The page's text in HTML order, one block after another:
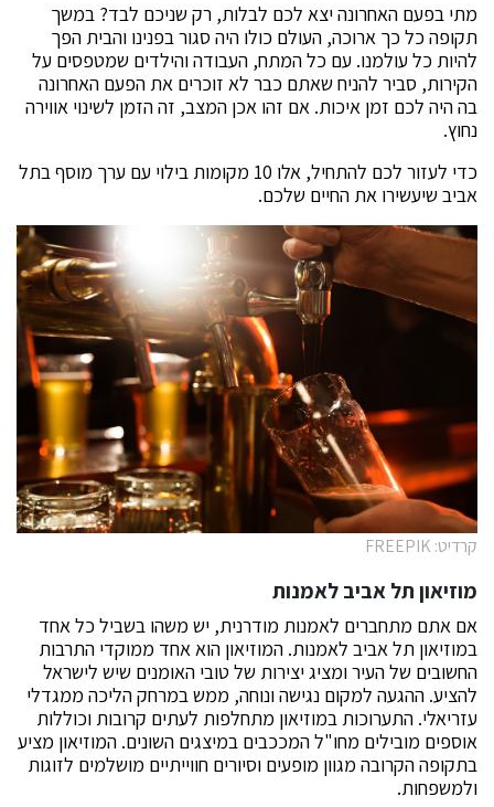
מתי בפעם האחרונה יצא לכם לבלות, רק שניכם לבד? במשך
תקופה כל כך ארוכה, העולם כולו היה סגור בפנינו והבית הפך
להיות כל עולמנו. עם כל המתח, העבודה והילדים שמטפסים על
הקירות, סביר להניח שאתם כבר לא זוכרים את הפעם האחרונה
בה היה לכם זמן איכות. אם זהו אכן המצב, זה הזמן לשינוי אווירה
נחוץ.
כדי לעזור לכם להתחיל, אלו 10 מקומות בילוי עם ערך מוסף בתל
אביב שיעשירו את החיים שלכם.
קרדיט: FREEPIK
מוזיאון תל אביב לאמנות
אם אתם מתחברים לאמנות מודרנית, יש משהו בשביל כל אחד
במוזיאון תל אביב לאמנות. המוזיאון הוא אחד ממוקדי התרבות
החשובים של העיר ומציג יצירות של טובי האומנים שיש לישראל
להציע. ההגעה למקום נגישה ונוחה, ממש במרחק הליכה ממגדלי
עזריאלי. התערוכות במוזיאון מתחלפות לעתים קרובות וכוללות
אוספים מובילים מחו"ל המככבים במיצגים השונים. המוזיאון מציע
בתקופה הקרובה מגוון מופעים וסיורים חווייתיים מושלמים לזוגות
ולמשפחות.